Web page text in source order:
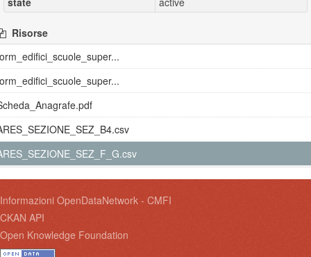
Risorse
Informazioni OpenDataNetwork - CMFI
CKAN API
Open Knowledge Foundation